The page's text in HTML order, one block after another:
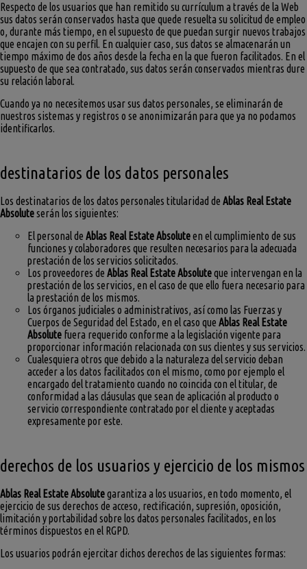
Respecto de los usuarios que han remitido su currículum a través de la Web
sus datos serán conservados hasta que quede resuelta su solicitud de empleo
o, durante más tiempo, en el supuesto de que puedan surgir nuevos trabajos
que encajen con su perfil. En cualquier caso, sus datos se almacenarán un
tiempo máximo de dos años desde la fecha en la que fueron facilitados. En el
supuesto de que sea contratado, sus datos serán conservados mientras dure
su relación laboral.
Cuando ya no necesitemos usar sus datos personales, se eliminarán de
nuestros sistemas y registros o se anonimizarán para que ya no podamos
identificarlos.
destinatarios de los datos personales
Los destinatarios de los datos personales titularidad de Ablas Real Estate
Absoluteserán los siguientes:
El personal de Ablas Real Estate Absoluteen el cumplimiento de sus
funciones y colaboradores que resulten necesarios para la adecuada
prestación de los servicios solicitados.
Los proveedores de Ablas Real Estate Absoluteque intervengan en la
prestación de los servicios, en el caso de que ello fuera necesario para
la prestación de los mismos.
Los órganos judiciales o administrativos, así como las Fuerzas y
Cuerpos de Seguridad del Estado, en el caso que Ablas Real Estate
Absolute fuera requerido conforme a la legislación vigente para
proporcionar información relacionada con sus clientes y sus servicios.
Cualesquiera otros que debido a la naturaleza del servicio deban
acceder a los datos facilitados con el mismo, como por ejemplo el
encargado del tratamiento cuando no coincida con el titular, de
conformidad a las cláusulas que sean de aplicación al producto o
servicio correspondiente contratado por el cliente y aceptadas
expresamente por este.
derechos de los usuarios y ejercicio de los mismos
Ablas Real Estate Absolutegarantiza a los usuarios, en todo momento, el
ejercicio de sus derechos de acceso, rectificación, supresión, oposición,
limitación y portabilidad sobre los datos personales facilitados, en los
términos dispuestos en el RGPD.
Los usuarios podrán ejercitar dichos derechos de las siguientes formas: